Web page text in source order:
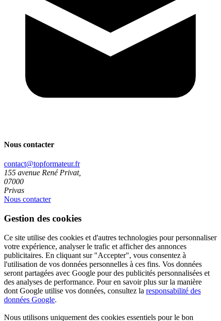
Nous contacter
contact@topformateur.fr
155 avenue René Privat,
07000
Privas
Nous contacter
Gestion des cookies
Ce site utilise des cookies et d'autres technologies pour personnaliser
votre expérience, analyser le trafic et afficher des annonces
publicitaires. En cliquant sur "Accepter", vous consentez à
l'utilisation de vos données personnelles à ces fins. Vos données
seront partagées avec Google pour des publicités personnalisées et
des analyses de performance. Pour en savoir plus sur la manière
dont Google utilise vos données, consultez la responsabilité des
données Google.
Nous utilisons uniquement des cookies essentiels pour le bon